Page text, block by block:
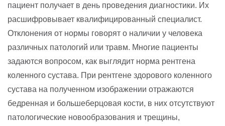
пациент получает в день проведения диагностики. Их
расшифровывает квалифицированный специалист.
Отклонения от нормы говорят о наличии у человека
различных патологий или травм. Многие пациенты
задаются вопросом, как выглядит норма рентгена
коленного сустава. При рентгене здорового коленного
сустава на полученном изображении отражаются
бедренная и большеберцовая кости, в них отсутствуют
патологические новообразования и трещины,